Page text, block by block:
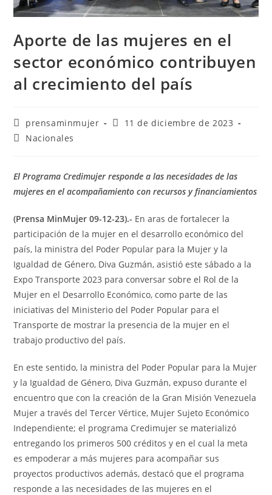
Aporte de las mujeres en el
sector económico contribuyen
al crecimiento del país
prensaminmujer
11 de diciembre de 2023
Nacionales
El Programa Credimujer responde a las necesidades de las
mujeres en el acompañamiento con recursos y financiamientos
(Prensa MinMujer 09-12-23).- En aras de fortalecer la
participación de la mujer en el desarrollo económico del
país, la ministra del Poder Popular para la Mujer y la
Igualdad de Género, Diva Guzmán, asistió este sábado a la
Expo Transporte 2023 para conversar sobre el Rol de la
Mujer en el Desarrollo Económico, como parte de las
iniciativas del Ministerio del Poder Popular para el
Transporte de mostrar la presencia de la mujer en el
trabajo productivo del país.
En este sentido, la ministra del Poder Popular para la Mujer
y la Igualdad de Género, Diva Guzmán, expuso durante el
encuentro que con la creación de la Gran Misión Venezuela
Mujer a través del Tercer Vértice, Mujer Sujeto Económico
Independiente; el programa Credimujer se materializó
entregando los primeros 500 créditos y en el cual la meta
es empoderar a más mujeres para acompañar sus
proyectos productivos además, destacó que el programa
responde a las necesidades de las mujeres en el